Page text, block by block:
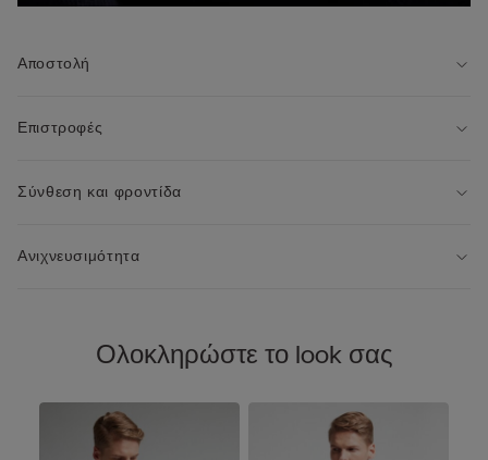
Αποστολή
Επιστροφές
Σύνθεση και φροντίδα
Ανιχνευσιμότητα
Ολοκληρώστε το look σας